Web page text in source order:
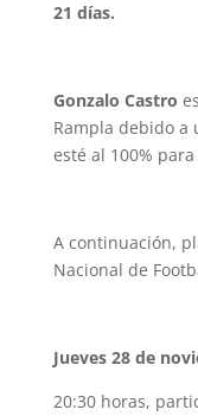
21 días.
Gonzalo Castro
Rampla debido a
esté al 100%
A continuación,
Nacional de
Jueves 28 de
20:30 horas,